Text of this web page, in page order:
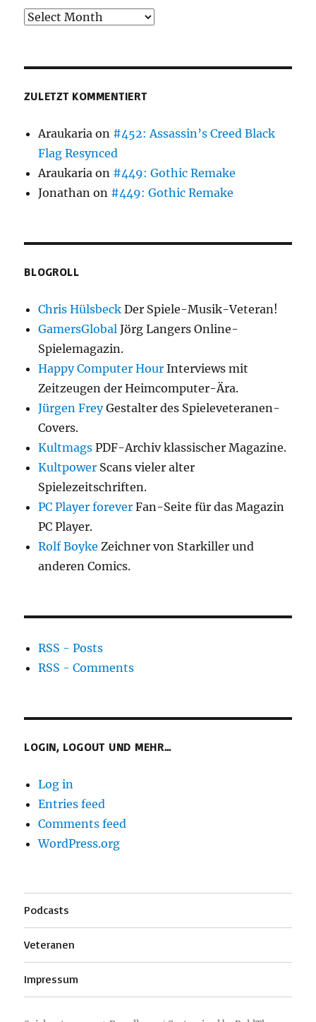
Blog-
ZULETZT KOMMENTIERT
Araukaria on #452: Assassin’s Creed Black
Flag Resynced
Araukaria on #449: Gothic Remake
Jonathan on #449: Gothic Remake
BLOGROLL
Chris Hülsbeck Der Spiele-Musik-Veteran!
GamersGlobal Jörg Langers Online-
Spielemagazin.
Happy Computer Hour Interviews mit
Zeitzeugen der Heimcomputer-Ära.
Jürgen FreyGestalter des Spieleveteranen-
Covers.
Kultmags PDF-Archiv klassischer Magazine.
Kultpower Scans vieler alter
Spielezeitschriften.
PC Player forever Fan-Seite für das Magazin
PC Player.
Rolf Boyke Zeichner von Starkiller und
anderen Comics.
RSS - Posts
RSS - Comments
LOGIN, LOGOUT UND MEHR…
Log in
Entries feed
Comments feed
WordPress.org
Podcasts
Veteranen
Impressum